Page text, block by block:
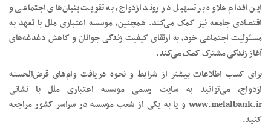
این اقدام علاوه بر تسهیل در روند ازدواج، به تقویت بنیان‌های اجتماعی و
اقتصادی جامعه نیز کمک می‌کند. همچنین، موسسه اعتباری ملل با تعهد به
مسئولیت اجتماعی خود، به ارتقای کیفیت زندگی جوانان و کاهش دغدغه‌های
آغاز زندگی مشترک کمک می‌کند.
برای کسب اطلاعات بیشتر از شرایط و نحوه دریافت وام‌های قرض‌الحسنه
ازدواج، می‌توانید به سایت رسمی موسسه اعتباری ملل با نشانی
www.melalbank.ir و یا به یکی از شعب موسسه در سراسر کشور مراجعه
کنید.